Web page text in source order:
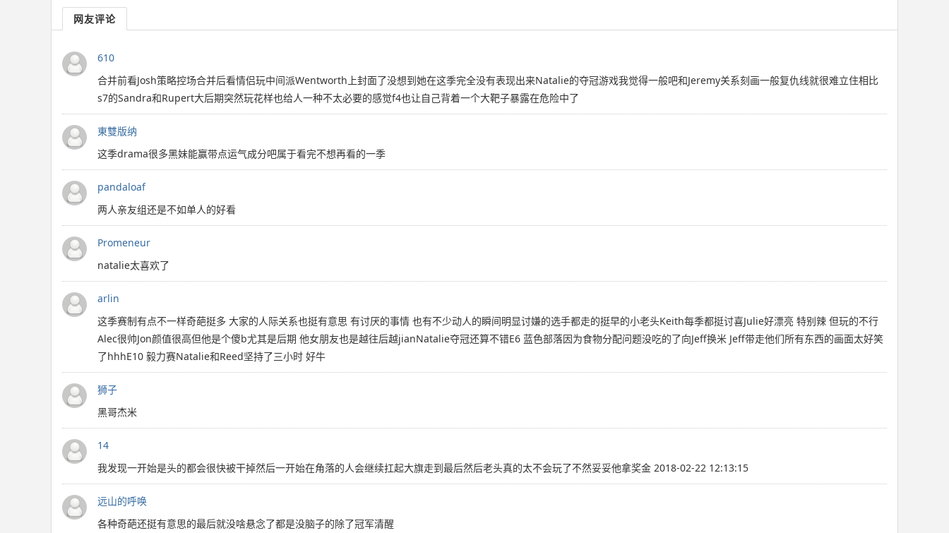
网友评论
610
合并前看Josh策略控场合并后看情侣玩中间派Wentworth上封面了没想到她在这季完全没有表现出来Natalie的夺冠游戏我觉得一般吧和Jeremy关系刻画一般复仇线就很难立住相比
s7的Sandra和Rupert大后期突然玩花样也给人一种不太必要的感觉f4也让自己背着一个大靶子暴露在危险中了
東雙版纳
这季drama很多黑妹能赢带点运气成分吧属于看完不想再看的一季
pandaloaf
两人亲友组还是不如单人的好看
Promeneur
natalie太喜欢了
arlin
这季赛制有点不一样奇葩挺多 大家的人际关系也挺有意思 有讨厌的事情 也有不少动人的瞬间明显讨嫌的选手都走的挺早的小老头Keith每季都挺讨喜Julie好漂亮 特别辣 但玩的不行
Alec很帅Jon颜值很高但他是个傻b尤其是后期 他女朋友也是越往后越jianNatalie夺冠还算不错E6 蓝色部落因为食物分配问题没吃的了向Jeff换米 Jeff带走他们所有东西的画面太好笑
了hhhE10 毅力赛Natalie和Reed坚持了三小时 好牛
狮子
黑哥杰米
14
我发现一开始是头的都会很快被干掉然后一开始在角落的人会继续扛起大旗走到最后然后老头真的太不会玩了不然妥妥他拿奖金 2018-02-22 12:13:15
远山的呼唤
各种奇葩还挺有意思的最后就没啥悬念了都是没脑子的除了冠军清醒